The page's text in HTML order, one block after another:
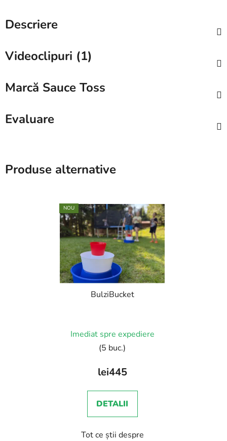
Descriere
Videoclipuri (1)
Marcă Sauce Toss
Evaluare
Produse alternative
NOU
BulziBucket
Imediat spre expediere
(5 buc.)
lei445
DETALII
Tot ce știi despre